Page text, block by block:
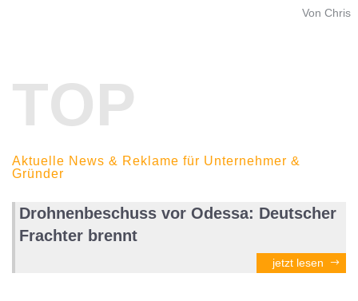
Von Chris
TOP
Aktuelle News & Reklame für Unternehmer &
Gründer
Drohnenbeschuss vor Odessa: Deutscher
Frachter brennt
jetzt lesen